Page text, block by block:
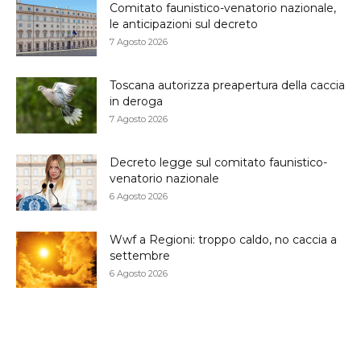
Comitato faunistico-venatorio nazionale,
le anticipazioni sul decreto
7 Agosto 2026
Toscana autorizza preapertura della caccia
in deroga
7 Agosto 2026
Decreto legge sul comitato faunistico-
venatorio nazionale
6 Agosto 2026
Wwf a Regioni: troppo caldo, no caccia a
settembre
6 Agosto 2026